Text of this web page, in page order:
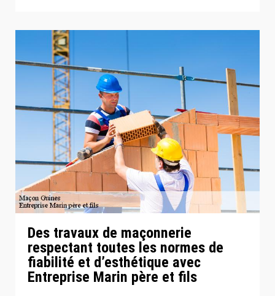
Des travaux de maçonnerie
respectant toutes les normes de
fiabilité et d’esthétique avec
Entreprise Marin père et fils